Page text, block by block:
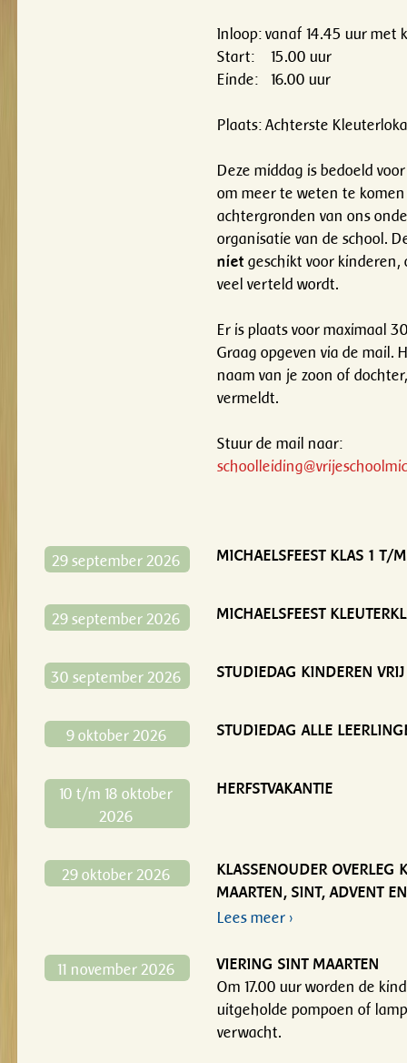
Inloop: vanaf 14.45 uur met
Start: 15.00 uur
Einde: 16.00 uur
Plaats: Achterste
Deze middag is bedoeld
om meer te weten te
achtergronden van ons
organisatie van de school.
niet geschikt voor
veel verteld wordt.
Er is plaats voor maximaal
Graag opgeven via de mail.
naam van je zoon of
vermeldt.
Stuur de mail naar:
29 september 2026 MICHAELSFEEST KLAS 1 T/
29 september 2026 MICHAELSFEEST
30 september 2026 STUDIEDAG KINDEREN VRIJ
9 oktober 2026 STUDIEDAG ALLE
10 t/m 18 oktober
2026
HERFSTVAKANTIE
29 oktober 2026
KLASSENOUDER OVERLEG
MAARTEN, SINT, ADVENT
Lees meer ›
11 november 2026
VIERING SINT MAARTEN
Om 17.00 uur worden de
uitgeholde pompoen of
verwacht.